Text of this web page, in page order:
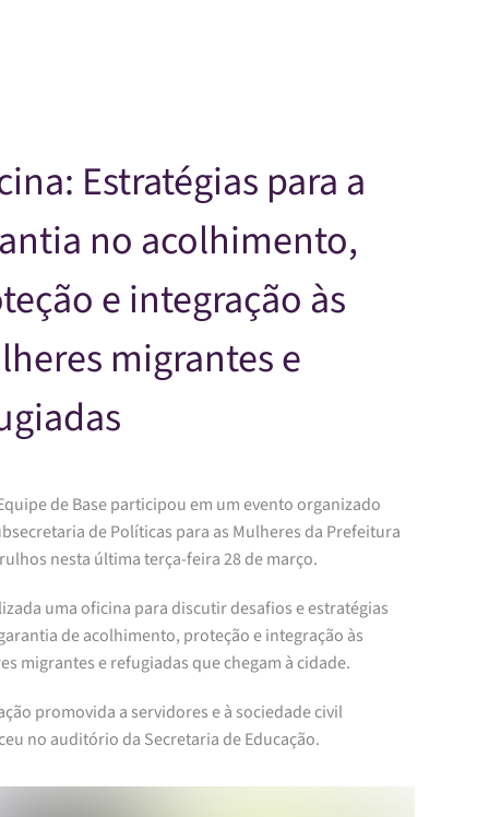
Estratégias para a
no acolhimento,
e integração às
migrantes e
de Base participou em um evento organizado
de Políticas para as Mulheres da Prefeitura
nesta última terça-feira 28 de março.
uma oficina para discutir desafios e estratégias
de acolhimento, proteção e integração às
migrantes e refugiadas que chegam à cidade.
promovida a servidores e à sociedade civil
no auditório da Secretaria de Educação.